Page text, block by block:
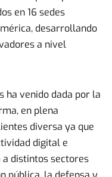
en 16 sedes
desarrollando
a nivel
ha venido dada por la
en plena
diversa ya que
digital e
distintos sectores